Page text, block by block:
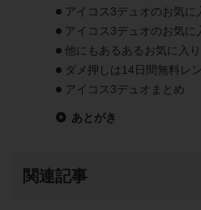
アイコス3デュオのお気に
アイコス3デュオのお気に
他にもあるあるお気に入
ダメ押しは14日間無料レ
アイコス3デュオまとめ
あとがき
関連記事